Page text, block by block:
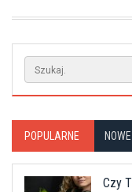
POPULARNE
Czy